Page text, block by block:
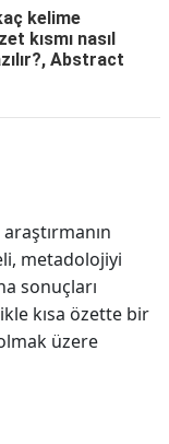
kelime
kısmı nasıl
Abstract
metadolojiyi
sonuçları
kısa özette bir
üzere